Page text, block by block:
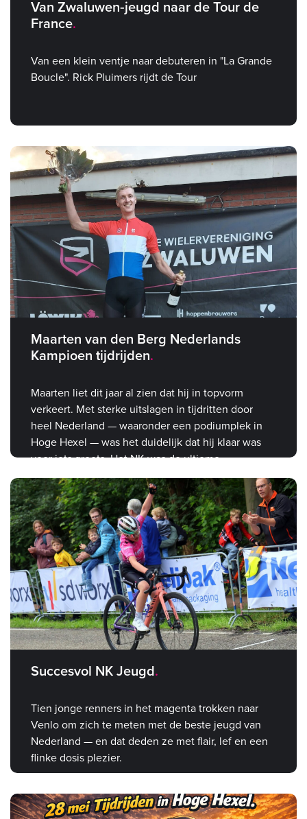
Van Zwaluwen‑jeugd naar de Tour de
France
Van een klein ventje naar debuteren in "La Grande
Boucle". Rick Pluimers rijdt de Tour
Maarten van den Berg Nederlands
Kampioen tijdrijden
Maarten liet dit jaar al zien dat hij in topvorm
verkeert. Met sterke uitslagen in tijdritten door
heel Nederland — waaronder een podiumplek in
Hoge Hexel — was het duidelijk dat hij klaar was
voor iets groots. Het NK was de ultieme
bevestiging.
Succesvol NK Jeugd
Tien jonge renners in het magenta trokken naar
Venlo om zich te meten met de beste jeugd van
Nederland — en dat deden ze met flair, lef en een
flinke dosis plezier.